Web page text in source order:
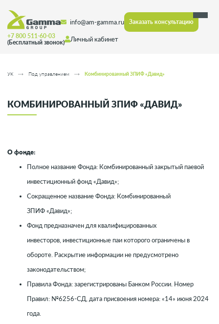
Личный кабинет
info@am-gamma.ru
+7 800 511-60-03
(Бесплатный звонок)
Заказать консультацию
УК Под управлением Комбинированный ЗПИФ «Давид»
КОМБИНИРОВАННЫЙ ЗПИФ «ДАВИД»
О фонде:
Полное название Фонда: Комбинированный закрытый паевой
инвестиционный фонд «Давид»;
Сокращенное название Фонда: Комбинированный
ЗПИФ«Давид»;
Фонд предназначен для квалифицированных
инвесторов, инвестиционные паи которого ограничены в
обороте. Раскрытие информации не предусмотрено
законодательством;
Правила Фонда: зарегистрированы Банком России. Номер
Правил: №6256-СД, дата присвоения номера: «14» июня 2024
года.